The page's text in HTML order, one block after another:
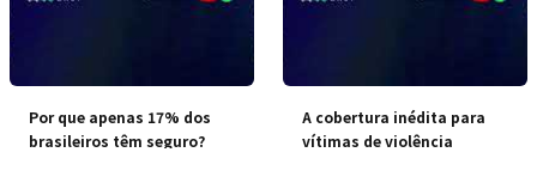
Por que apenas 17% dos
brasileiros têm seguro?
A cobertura inédita para
vítimas de violência